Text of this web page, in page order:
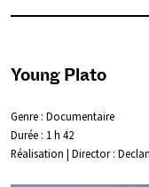
Young Plato
Genre : Documentaire
Durée : 1 h 42
Réalisation | Director :